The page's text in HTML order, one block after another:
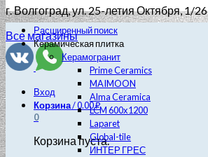
г. Волгоград, ул. 25-летия Октября, 1/26
Все магазины
Вход
Корзина/0.00₽
0
Корзина пуста.
Расширенный поиск
Керамическая плитка
Керамогранит
Prime Ceramics
MAIMOON
Alma Ceramica
LCM 600х1200
Laparet
Global-tile
ИНТЕР ГРЕС